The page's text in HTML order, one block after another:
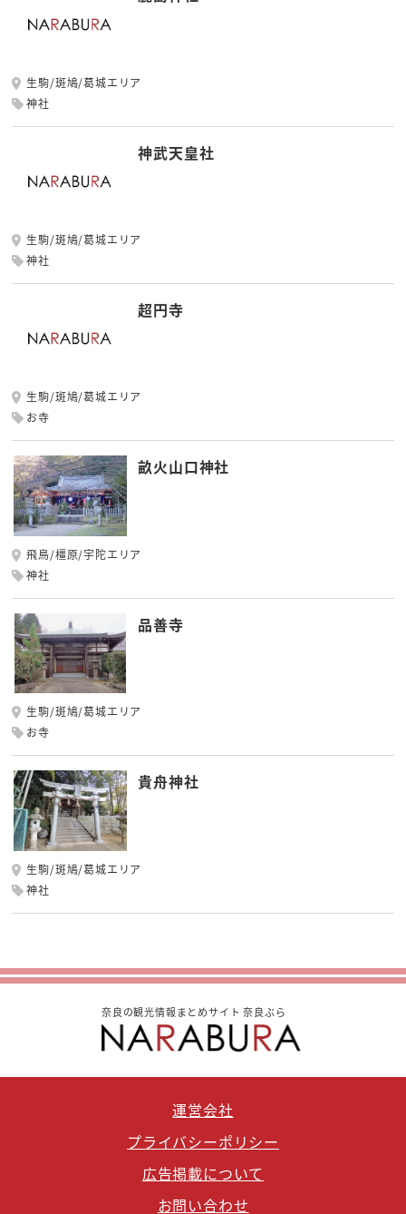
生駒/斑鳩/葛城エリア
神社
神武天皇社
生駒/斑鳩/葛城エリア
神社
超円寺
生駒/斑鳩/葛城エリア
お寺
畝火山口神社
飛鳥/橿原/宇陀エリア
神社
品善寺
生駒/斑鳩/葛城エリア
お寺
貴舟神社
生駒/斑鳩/葛城エリア
神社
奈良の観光情報まとめサイト 奈良ぶら
運営会社
プライバシーポリシー
広告掲載について
お問い合わせ